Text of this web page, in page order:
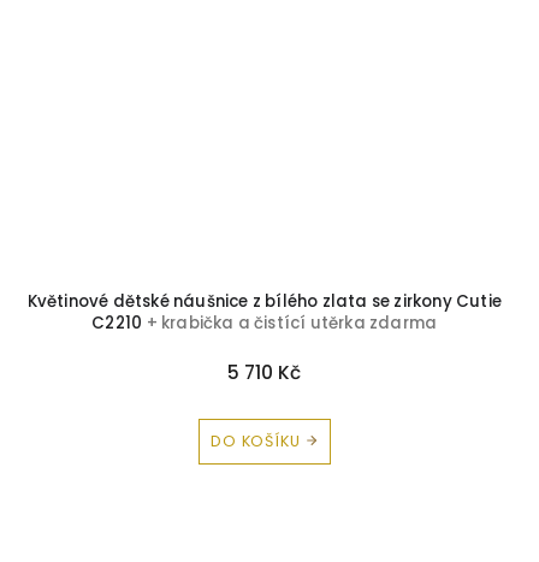
Květinové dětské náušnice z bílého zlata se zirkony Cutie
C2210 + krabička a čistící utěrka zdarma
5 710 Kč
DO KOŠÍKU